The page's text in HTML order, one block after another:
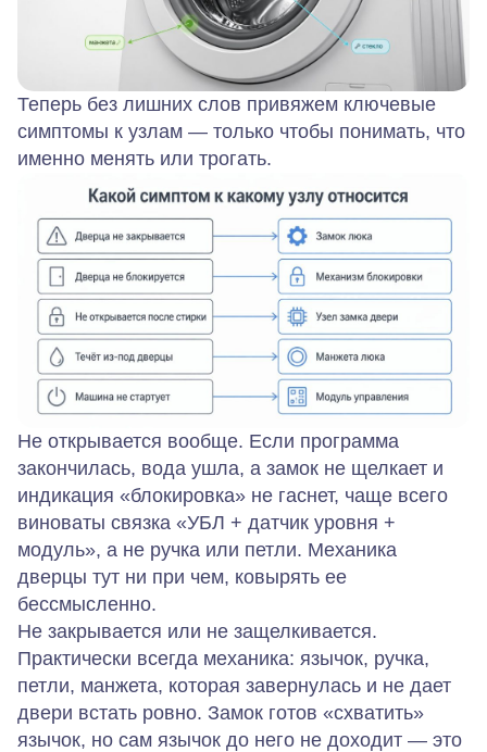
Теперь без лишних слов привяжем ключевые
симптомы к узлам — только чтобы понимать, что
именно менять или трогать.
Не открывается вообще. Если программа
закончилась, вода ушла, а замок не щелкает и
индикация «блокировка» не гаснет, чаще всего
виноваты связка «УБЛ + датчик уровня +
модуль», а не ручка или петли. Механика
дверцы тут ни при чем, ковырять ее
бессмысленно.
Не закрывается или не защелкивается.
Практически всегда механика: язычок, ручка,
петли, манжета, которая завернулась и не дает
двери встать ровно. Замок готов «схватить»
язычок, но сам язычок до него не доходит — это